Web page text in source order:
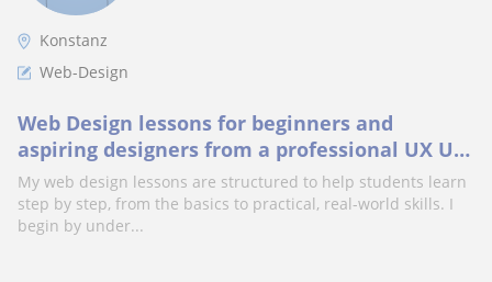
Konstanz
Web-Design
Web Design lessons for beginners and
aspiring designers from a professional UX UI
Designer
My web design lessons are structured to help students learn
step by step, from the basics to practical, real-world skills. I
begin by under...